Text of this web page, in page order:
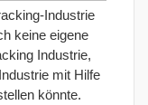
Industrie
keine eigene
Industrie,
mit Hilfe
könnte.